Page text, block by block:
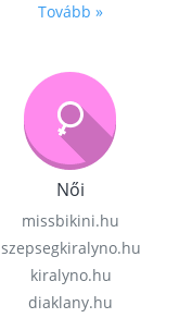
Tovább »
Női
missbikini.hu
szepsegkiralyno.hu
kiralyno.hu
diaklany.hu